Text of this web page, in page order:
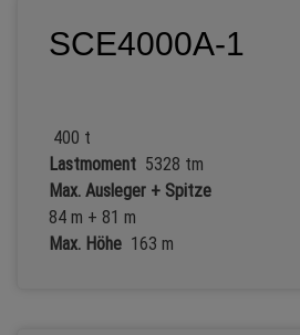
SCE4000A-1
400 t
Lastmoment 5328 tm
Max. Ausleger + Spitze
84 m + 81 m
Max. Höhe 163 m